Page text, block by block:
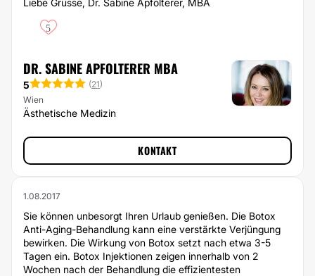
Liebe Grüsse, Dr. Sabine Apfolterer, MBA
5
DR. SABINE APFOLTERER MBA
5 (21)
Wien
Ästhetische Medizin
KONTAKT
1.08.2017
Sie können unbesorgt Ihren Urlaub genießen. Die Botox
Anti-Aging-Behandlung kann eine verstärkte Verjüngung
bewirken. Die Wirkung von Botox setzt nach etwa 3-5
Tagen ein. Botox Injektionen zeigen innerhalb von 2
Wochen nach der Behandlung die effizientesten